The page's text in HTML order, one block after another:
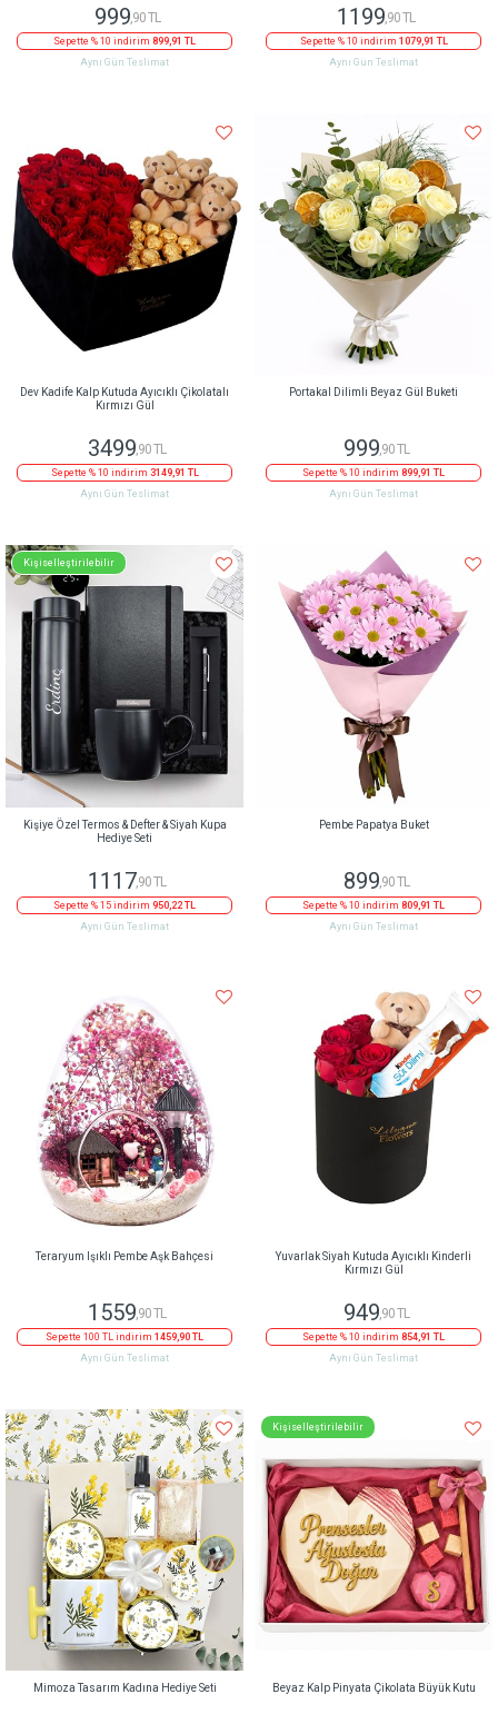
999,90 TL
Sepette % 10 indirim 899,91 TL
Aynı Gün Teslimat
1199,90 TL
Sepette % 10 indirim 1079,91 TL
Aynı Gün Teslimat
Dev Kadife Kalp Kutuda Ayıcıklı Çikolatalı
Kırmızı Gül
3499,90 TL
Sepette % 10 indirim 3149,91 TL
Aynı Gün Teslimat
Portakal Dilimli Beyaz Gül Buketi
999,90 TL
Sepette % 10 indirim 899,91 TL
Aynı Gün Teslimat
Kişiselleştirilebilir
Kişiye Özel Termos & Defter & Siyah Kupa
Hediye Seti
1117,90 TL
Sepette % 15 indirim 950,22 TL
Aynı Gün Teslimat
Pembe Papatya Buket
899,90 TL
Sepette % 10 indirim 809,91 TL
Aynı Gün Teslimat
Teraryum Işıklı Pembe Aşk Bahçesi
1559,90 TL
Sepette 100 TL indirim 1459,90 TL
Aynı Gün Teslimat
Yuvarlak Siyah Kutuda Ayıcıklı Kinderli
Kırmızı Gül
949,90 TL
Sepette % 10 indirim 854,91 TL
Aynı Gün Teslimat
Mimoza Tasarım Kadına Hediye Seti
Kişiselleştirilebilir
Beyaz Kalp Pinyata Çikolata Büyük Kutu